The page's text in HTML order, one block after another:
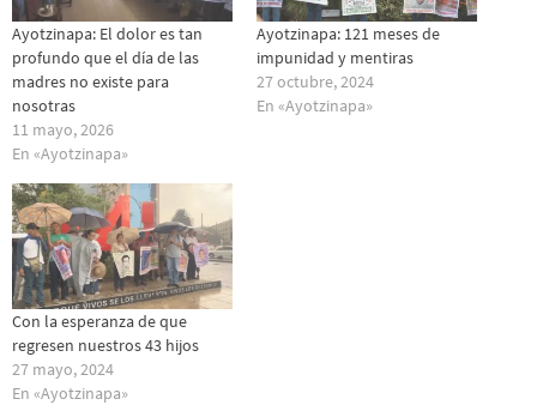
Ayotzinapa: El dolor es tan
profundo que el día de las
madres no existe para
nosotras
11 mayo, 2026
En «Ayotzinapa»
Ayotzinapa: 121 meses de
impunidad y mentiras
27 octubre, 2024
En «Ayotzinapa»
Con la esperanza de que
regresen nuestros 43 hijos
27 mayo, 2024
En «Ayotzinapa»